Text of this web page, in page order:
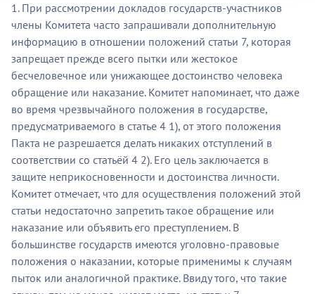
1. При рассмотрении докладов государств-участников
члены Комитета часто запрашивали дополнительную
информацию в отношении положений статьи 7, которая
запрещает прежде всего пытки или жестокое
бесчеловечное или унижающее достоинство человека
обращение или наказание. Комитет напоминает, что даже
во время чрезвычайного положения в государстве,
предусматриваемого в статье 4 1), от этого положения
Пакта не разрешается делать никаких отступлений в
соответствии со статьёй 4 2). Его цель заключается в
защите неприкосновенности и достоинства личности.
Комитет отмечает, что для осуществления положений этой
статьи недостаточно запретить такое обращение или
наказание или объявить его преступлением. В
большинстве государств имеются уголовно-правовые
положения о наказании, которые применимы к случаям
пыток или аналогичной практике. Ввиду того, что такие